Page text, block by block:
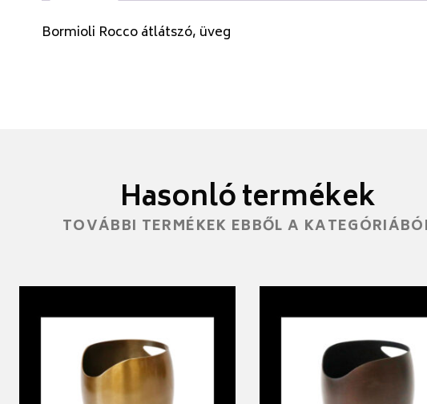
Bormioli Rocco átlátszó, üveg
Hasonló termékek
TOVÁBBI TERMÉKEK EBBŐL A